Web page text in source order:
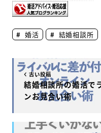
婚活 結婚相談所
古い投稿
結婚相談所の婚活で
ンお見合い術